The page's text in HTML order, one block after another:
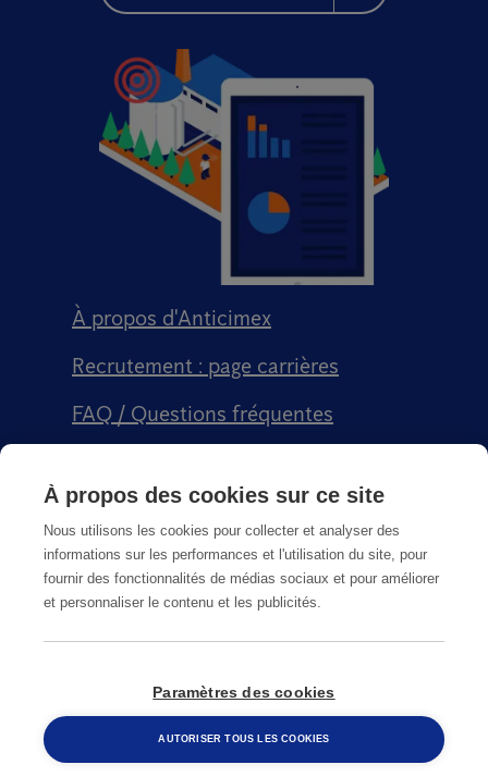
À propos d'Anticimex
Recrutement : page carrières
FAQ / Questions fréquentes
Conditions générales de vente CGPS
CGU
© Copyright2026Anticimex
À propos des cookies sur ce site
Nous utilisons les cookies pour collecter et analyser des
informations sur les performances et l'utilisation du site, pour
fournir des fonctionnalités de médias sociaux et pour améliorer
et personnaliser le contenu et les publicités.
Paramètres des cookies
AUTORISER TOUS LES COOKIES